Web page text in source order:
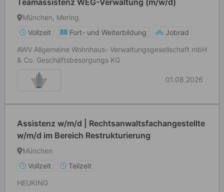
Teamassistenz WEG-Verwaltung (m/w/d)
München, Mering
Vollzeit
Fort- und Weiterbildung
Jobrad
AWV Allgemeine Wohnhaus- Verwaltungsgesellschaft mbH
& Co. Geschäftsbesorgungs KG
01.08.2026
Assistenz w/m/d | Rechtsanwaltsfachangestellte
w/m/d im Bereich Restrukturierung
München
Vollzeit
Teilzeit
HEUKING